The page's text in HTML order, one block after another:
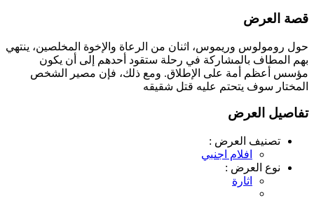
قصة العرض
حول رومولوس وريموس، اثنان من الرعاة والإخوة المخلصين، ينتهي
بهم المطاف بالمشاركة في رحلة ستقود أحدهم إلى أن يكون
مؤسس أعظم أمة على الإطلاق. ومع ذلك، فإن مصير الشخص
المختار سوف يتحتم عليه قتل شقيقه
تفاصيل العرض
تصنيف العرض :
افلام اجنبي
نوع العرض :
اثارة